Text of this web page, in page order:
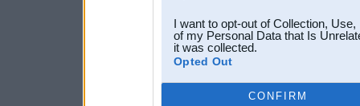
I want to opt-out of Collection,
of my Personal Data that Is
it was collected.
Opted Out
CONFIRM